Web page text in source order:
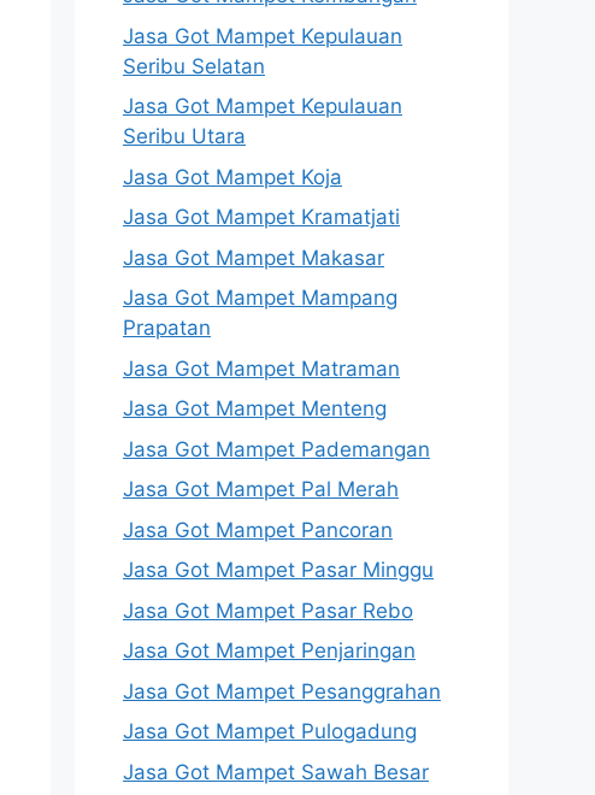
Jasa Got Mampet Kepulauan
Seribu Selatan
Jasa Got Mampet Kepulauan
Seribu Utara
Jasa Got Mampet Koja
Jasa Got Mampet Kramatjati
Jasa Got Mampet Makasar
Jasa Got Mampet Mampang
Prapatan
Jasa Got Mampet Matraman
Jasa Got Mampet Menteng
Jasa Got Mampet Pademangan
Jasa Got Mampet Pal Merah
Jasa Got Mampet Pancoran
Jasa Got Mampet Pasar Minggu
Jasa Got Mampet Pasar Rebo
Jasa Got Mampet Penjaringan
Jasa Got Mampet Pesanggrahan
Jasa Got Mampet Pulogadung
Jasa Got Mampet Sawah Besar